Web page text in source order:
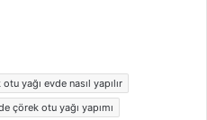
yağı evde nasıl yapılır
çörek otu yağı yapımı